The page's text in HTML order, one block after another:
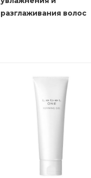
разглаживания волос